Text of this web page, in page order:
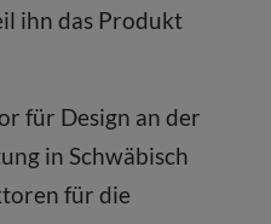
ihn das Produkt
für Design an der
in Schwäbisch
für die